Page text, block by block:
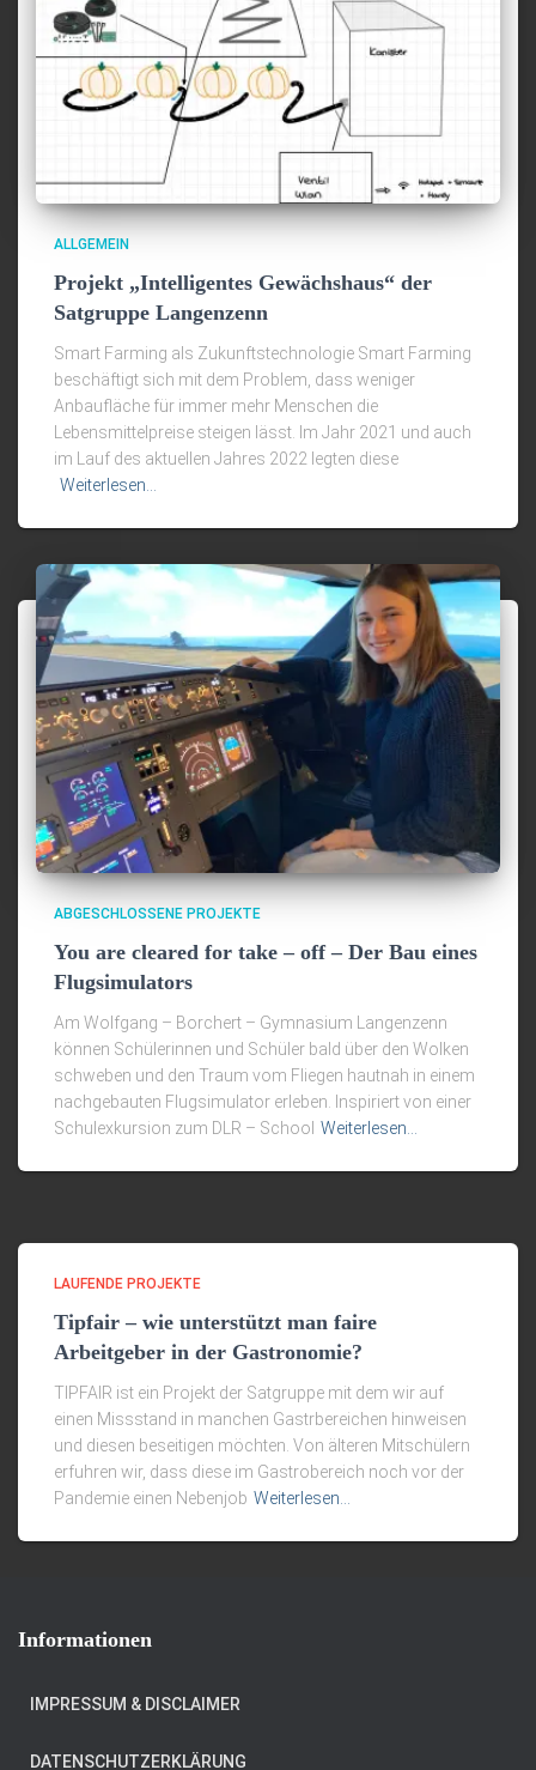
ALLGEMEIN
Projekt „Intelligentes Gewächshaus“ der
Satgruppe Langenzenn
Smart Farming als Zukunftstechnologie Smart Farming
beschäftigt sich mit dem Problem, dass weniger
Anbaufläche für immer mehr Menschen die
Lebensmittelpreise steigen lässt. Im Jahr 2021 und auch
im Lauf des aktuellen Jahres 2022 legten diese
Weiterlesen…
ABGESCHLOSSENE PROJEKTE
You are cleared for take – off – Der Bau eines
Flugsimulators
Am Wolfgang – Borchert – Gymnasium Langenzenn
können Schülerinnen und Schüler bald über den Wolken
schweben und den Traum vom Fliegen hautnah in einem
nachgebauten Flugsimulator erleben. Inspiriert von einer
Schulexkursion zum DLR – School Weiterlesen…
LAUFENDE PROJEKTE
Tipfair – wie unterstützt man faire
Arbeitgeber in der Gastronomie?
TIPFAIR ist ein Projekt der Satgruppe mit dem wir auf
einen Missstand in manchen Gastrbereichen hinweisen
und diesen beseitigen möchten. Von älteren Mitschülern
erfuhren wir, dass diese im Gastrobereich noch vor der
Pandemie einen Nebenjob Weiterlesen…
Informationen
IMPRESSUM & DISCLAIMER
DATENSCHUTZERKLÄRUNG